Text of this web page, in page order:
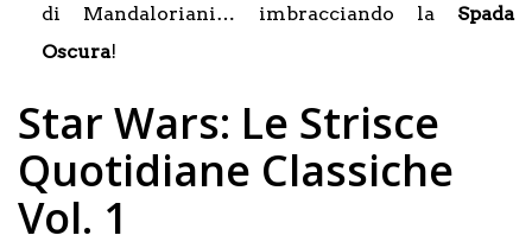
di Mandaloriani… imbracciando la Spada
Oscura!
Star Wars: Le Strisce
Quotidiane Classiche
Vol. 1